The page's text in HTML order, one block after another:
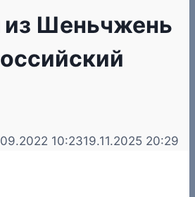
из Шеньчжень
10:2319.11.2025 20:29